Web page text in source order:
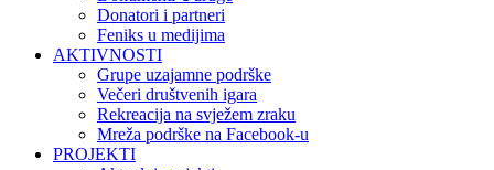
Donatori i partneri
Feniks u medijima
AKTIVNOSTI
Grupe uzajamne podrške
Večeri društvenih igara
Rekreacija na svježem zraku
Mreža podrške na Facebook-u
PROJEKTI